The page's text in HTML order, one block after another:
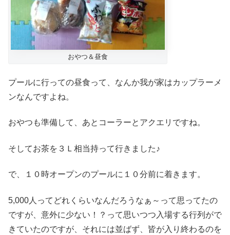
おやつ＆昼食
プールに行っての昼食って、なんか我が家はカップラーメ
ンなんですよね。
おやつも準備して、あとコーラーとアクエリですね。
そしてお茶を３Ｌ相当持って行きました♪
で、１０時オープンのプールに１０分前に着きます。
5,000人ってどれくらいなんだろうなぁ～って思ってたの
ですが、意外に少ない！？って思いつつ入場する行列がで
きていたのですが、それには並ばず、皆が入り終わるのを